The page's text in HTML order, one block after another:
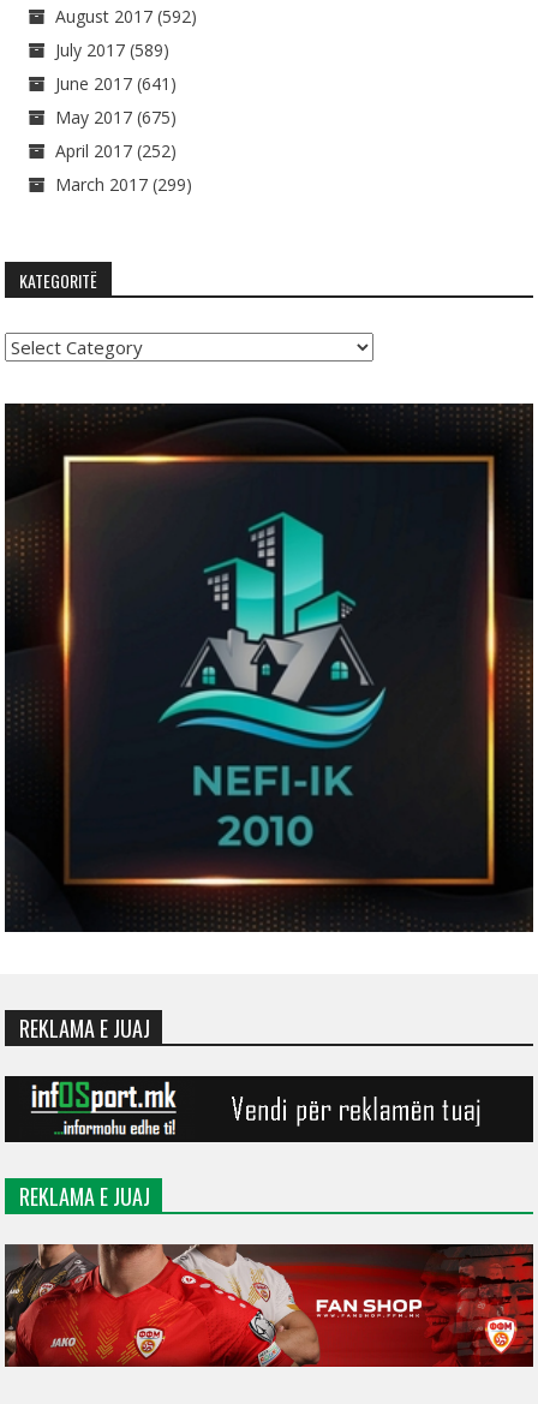
August 2017 (592)
July 2017 (589)
June 2017 (641)
May 2017 (675)
April 2017 (252)
March 2017 (299)
KATEGORITË
Kategoritë
REKLAMA E JUAJ
REKLAMA E JUAJ